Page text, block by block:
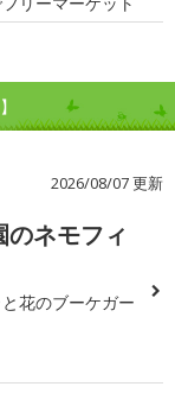
2026/08/07 更新
ネモフィ
花のブーケガー